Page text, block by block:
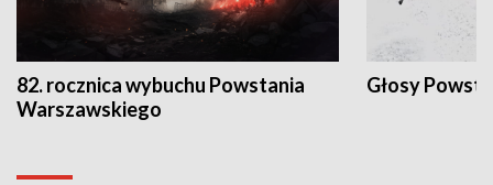
82. rocznica wybuchu Powstania
Warszawskiego
Głosy